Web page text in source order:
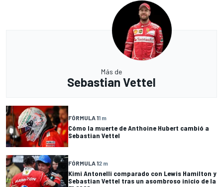
Más de
Sebastian Vettel
FÓRMULA 11 m
Cómo la muerte de Anthoine Hubert cambió a
Sebastian Vettel
FÓRMULA 12 m
Kimi Antonelli comparado con Lewis Hamilton y
Sebastian Vettel tras un asombroso inicio de la